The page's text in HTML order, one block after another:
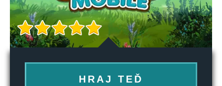
HRAJ TEĎ